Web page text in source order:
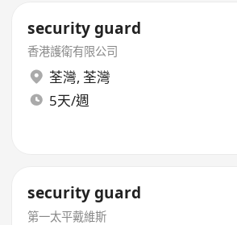
security guard
香港護衛有限公司
荃灣, 荃灣
5天/週
security guard
第一太平戴維斯